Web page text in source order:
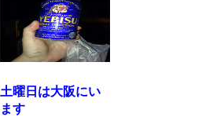
土曜日は大阪にい
ます